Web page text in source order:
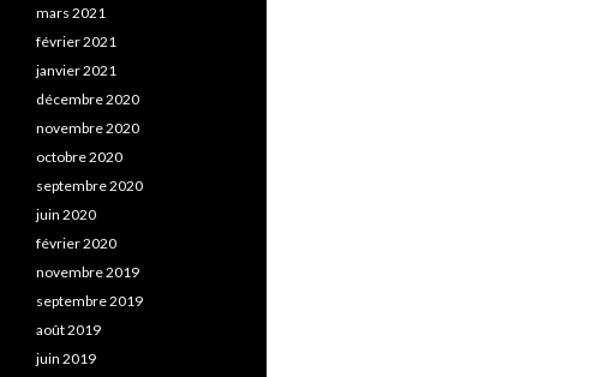
mars 2021
février 2021
janvier 2021
décembre 2020
novembre 2020
octobre 2020
septembre 2020
juin 2020
février 2020
novembre 2019
septembre 2019
août 2019
juin 2019